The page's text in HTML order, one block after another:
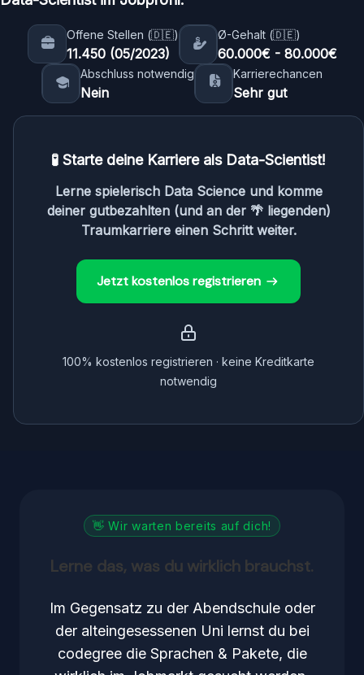
sicher, dass der Bedarf an Data Scientists in
den letzten Jahren stark gestiegen ist.
Data Science ist ein interdisziplinäres Feld,
das Aspekte der Informatik, Statistik und
Geschäftsanalyse vereint. Während
Informatik-Kenntnisse wichtig sind, spielen
auch andere Fähigkeiten und Kenntnisse
eine wesentliche Rolle im Bereich Data
Offene Stellen (🇩🇪)
11.450 (05/2023)
Ø-Gehalt (🇩🇪)
60.000€ - 80.000€
Abschluss notwendig
Nein
Karrierechancen
Sehr gut
🧪 Starte deine Karriere als Data-Scientist!
Lerne spielerisch Data Science und komme
deiner gutbezahlten (und an der 🌴 liegenden)
Traumkarriere einen Schritt weiter.
Jetzt kostenlos registrieren
100% kostenlos registrieren · keine Kreditkarte
notwendig
👋 Wir warten bereits auf dich!
Lerne das, was du wirklich brauchst.
Im Gegensatz zu der Abendschule oder
der alteingesessenen Uni lernst du bei
codegree die Sprachen & Pakete, die